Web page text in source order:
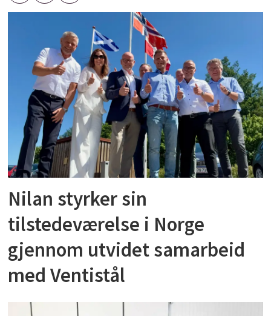
Nilan styrker sin
tilstedeværelse i Norge
gjennom utvidet samarbeid
med Ventistål